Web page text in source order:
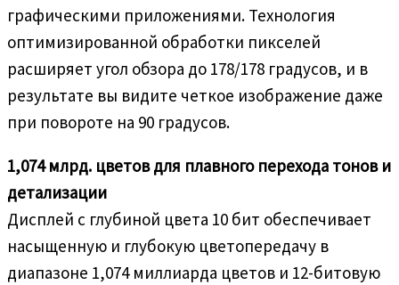
графическими приложениями. Технология
оптимизированной обработки пикселей
расширяет угол обзора до 178/178 градусов, и в
результате вы видите четкое изображение даже
при повороте на 90 градусов.
1,074 млрд. цветов для плавного перехода тонов и
детализации
Дисплей с глубиной цвета 10 бит обеспечивает
насыщенную и глубокую цветопередачу в
диапазоне 1,074 миллиарда цветов и 12-битовую